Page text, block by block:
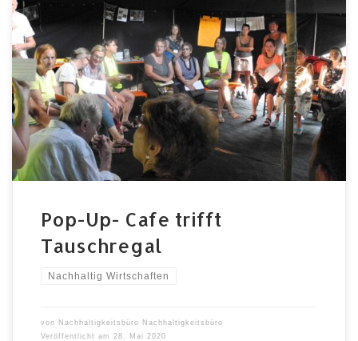
Habt ihr schon einmal am Sonntag nach dem Kirchgang
einen leckeren Alternativkaffee geschlürft und dabei
in einem Tauschregal gestöbert? Dann habt ihr jetzt
die Gelegenheit dazu, wenn der Tauschring Fürth und
die Frauenwerkstatt im Rahmen von Fürth im
Übermorgen zu unterschiedlichen Zeiten am
Bauernmarkt und bei einigen Kirchengemeinden mit
dem […]
Pop-Up- Cafe trifft
Tauschregal
Nachhaltig Wirtschaften
von Nachhaltigkeitsbüro Nachhaltigkeitsbüro
Veröffentlicht am
28. Mai 2020